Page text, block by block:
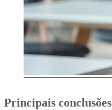
Principais conclusões